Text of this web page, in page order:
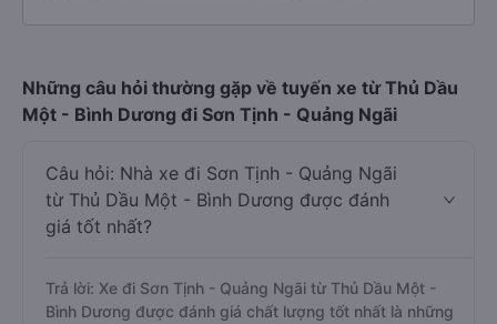
Những câu hỏi thường gặp về tuyến xe từ Thủ Dầu
Một - Bình Dương đi Sơn Tịnh - Quảng Ngãi
Câu hỏi: Nhà xe đi Sơn Tịnh - Quảng Ngãi
từ Thủ Dầu Một - Bình Dương được đánh
giá tốt nhất?
Trả lời: Xe đi Sơn Tịnh - Quảng Ngãi từ Thủ Dầu Một -
Bình Dương được đánh giá chất lượng tốt nhất là những